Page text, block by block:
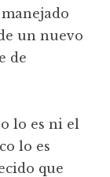
un nuevo
de
lo es ni el
lo es
que